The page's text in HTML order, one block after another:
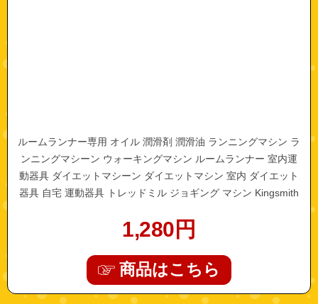
ルームランナー専用 オイル 潤滑剤 潤滑油 ランニングマシン ラ
ンニングマシーン ウォーキングマシン ルームランナー 室内運
動器具 ダイエットマシーン ダイエットマシン 室内 ダイエット
器具 自宅 運動器具 トレッドミル ジョギング マシン Kingsmith
1,280 円
商品はこちら